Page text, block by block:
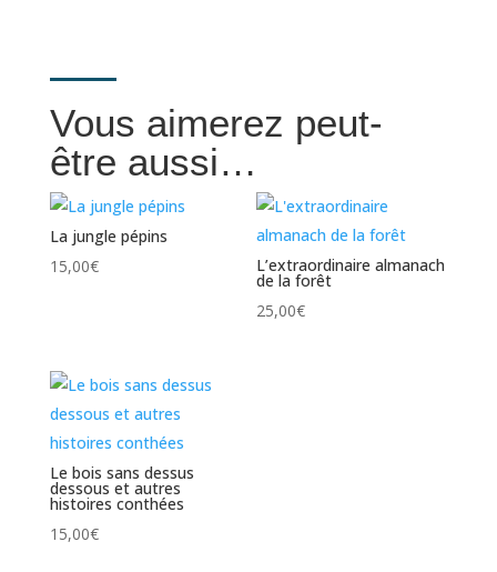
Vous aimerez peut-
être aussi…
La jungle pépins
15,00€ L’extraordinaire almanach
de la forêt
25,00€
Le bois sans dessus
dessous et autres
histoires conthées
15,00€